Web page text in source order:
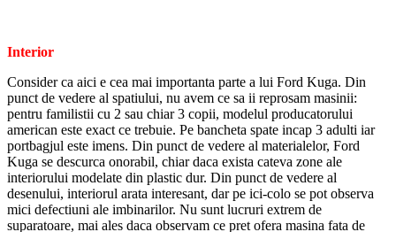
Interior
Consider ca aici e cea mai importanta parte a lui Ford Kuga. Din
punct de vedere al spatiului, nu avem ce sa ii reprosam masinii:
pentru familistii cu 2 sau chiar 3 copii, modelul producatorului
american este exact ce trebuie. Pe bancheta spate incap 3 adulti iar
portbagjul este imens. Din punct de vedere al materialelor, Ford
Kuga se descurca onorabil, chiar daca exista cateva zone ale
interiorului modelate din plastic dur. Din punct de vedere al
desenului, interiorul arata interesant, dar pe ici-colo se pot observa
mici defectiuni ale imbinarilor. Nu sunt lucruri extrem de
suparatoare, mai ales daca observam ce pret ofera masina fata de